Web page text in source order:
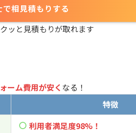
相見積もりする
ッと見積もりが取れます
ーム費用が安く なる！
特徴
利用者満足度98%！